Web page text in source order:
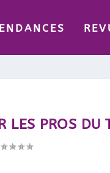
LES PROS DU